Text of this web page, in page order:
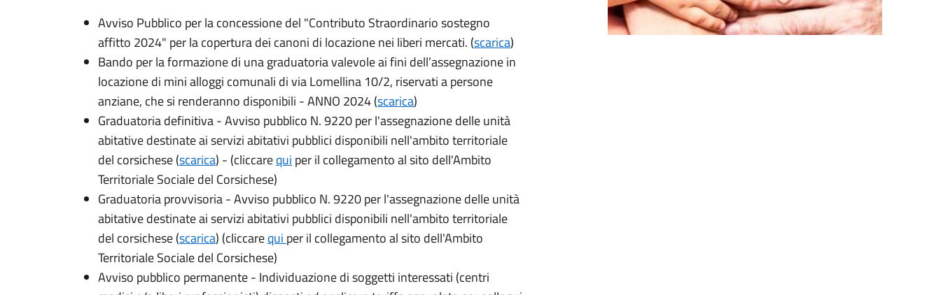
Avviso Pubblico per la concessione del "Contributo Straordinario sostegno
affitto 2024" per la copertura dei canoni di locazione nei liberi mercati. (scarica)
Bando per la formazione di una graduatoria valevole ai fini dell’assegnazione in
locazione di mini alloggi comunali di via Lomellina 10/2, riservati a persone
anziane, che si renderanno disponibili - ANNO 2024 (scarica)
Graduatoria definitiva - Avviso pubblico N.9220 per l'assegnazione delle unità
abitative destinate ai servizi abitativi pubblici disponibili nell'ambito territoriale
del corsichese (scarica) - (cliccarequi per il collegamento al sito dell'Ambito
Territoriale Sociale del Corsichese)
Graduatoria provvisoria - Avviso pubblico N.9220 per l'assegnazione delle unità
abitative destinate ai servizi abitativi pubblici disponibili nell'ambito territoriale
del corsichese (scarica) (cliccarequi per il collegamento al sito dell'Ambito
Territoriale Sociale del Corsichese)
Avviso pubblico permanente - Individuazione di soggetti interessati (centri